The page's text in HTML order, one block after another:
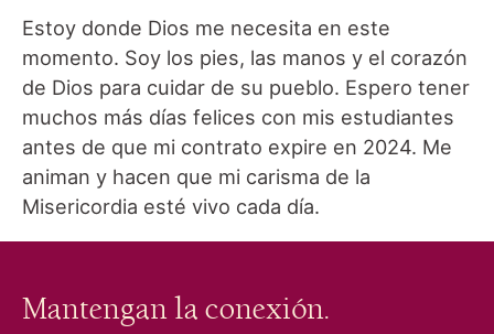
Estoy donde Dios me necesita en este
momento. Soy los pies, las manos y el corazón
de Dios para cuidar de su pueblo. Espero tener
muchos más días felices con mis estudiantes
antes de que mi contrato expire en 2024. Me
animan y hacen que mi carisma de la
Misericordia esté vivo cada día.
Mantengan la conexión.